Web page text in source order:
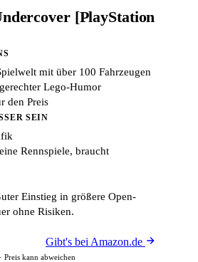
[PlayStation
mit über 100 Fahrzeugen
Lego-Humor
den Preis
SEIN
Rennspiele, braucht
Einstieg in größere Open-
ohne Risiken.
Gibt's bei Amazon.de
kann abweichen